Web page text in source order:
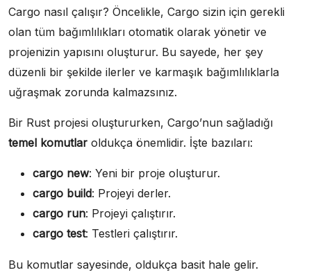
Cargo nasıl çalışır? Öncelikle, Cargo sizin için gerekli
olan tüm bağımlılıkları otomatik olarak yönetir ve
projenizin yapısını oluşturur. Bu sayede, her şey
düzenli bir şekilde ilerler ve karmaşık bağımlılıklarla
uğraşmak zorunda kalmazsınız.
Bir Rust projesi oluştururken, Cargo’nun sağladığı
temel komutlar oldukça önemlidir. İşte bazıları:
cargo new: Yeni bir proje oluşturur.
cargo build: Projeyi derler.
cargo run: Projeyi çalıştırır.
cargo test: Testleri çalıştırır.
Bu komutlar sayesinde, oldukça basit hale gelir.